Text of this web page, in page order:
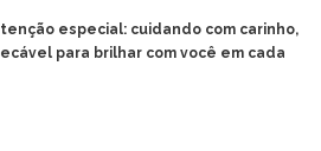
especial: cuidando com carinho,
para brilhar com você em cada